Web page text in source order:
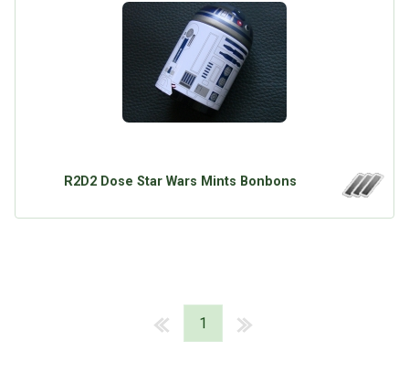
R2D2 Dose Star Wars Mints Bonbons
1